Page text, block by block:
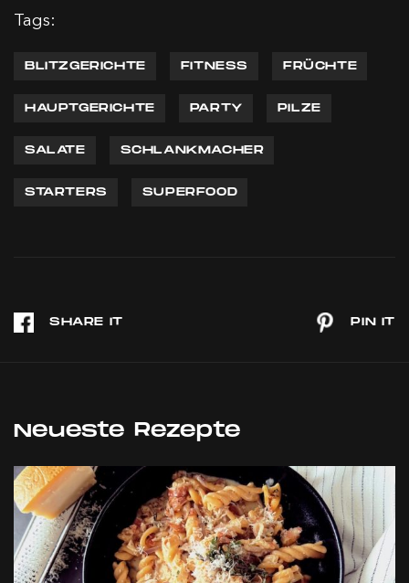
Tags:
BLITZGERICHTE FITNESS FRÜCHTE
HAUPTGERICHTE PARTY PILZE
SALATE SCHLANKMACHER
STARTERS SUPERFOOD
Neueste Rezepte